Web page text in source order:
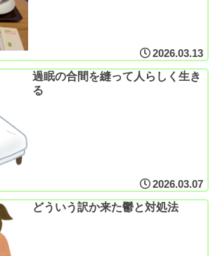
2026.03.13
過眠の合間を縫って人らしく生き
る
2026.03.07
どういう訳か来た鬱と対処法